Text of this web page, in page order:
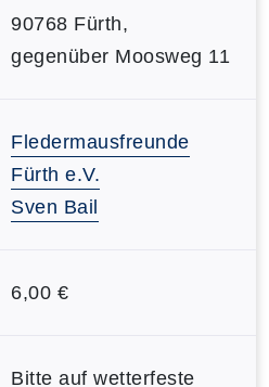
90768 Fürth,
gegenüber Moosweg 11
Fledermausfreunde
Fürth e.V.
Sven Bail
6,00 €
Bitte auf wetterfeste